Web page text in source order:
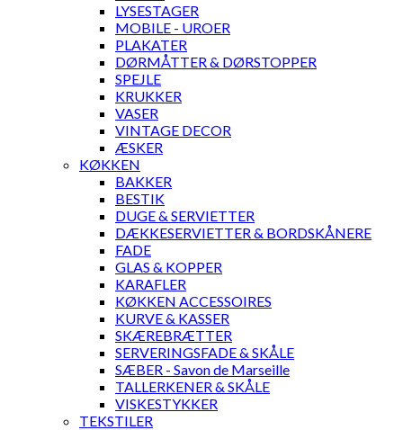
LYSESTAGER
MOBILE - UROER
PLAKATER
DØRMÅTTER & DØRSTOPPER
SPEJLE
KRUKKER
VASER
VINTAGE DECOR
ÆSKER
KØKKEN
BAKKER
BESTIK
DUGE & SERVIETTER
DÆKKESERVIETTER & BORDSKÅNERE
FADE
GLAS & KOPPER
KARAFLER
KØKKEN ACCESSOIRES
KURVE & KASSER
SKÆREBRÆTTER
SERVERINGSFADE & SKÅLE
SÆBER - Savon de Marseille
TALLERKENER & SKÅLE
VISKESTYKKER
TEKSTILER